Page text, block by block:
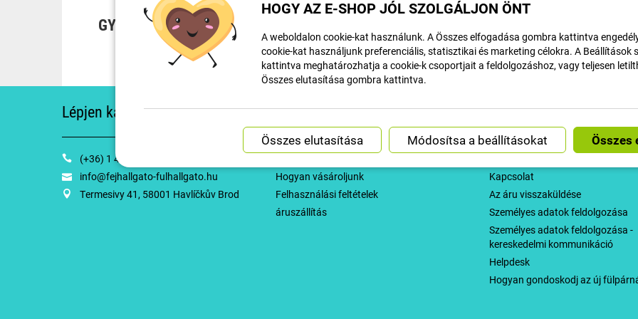
HOGY AZ E-SHOP JÓL SZOLGÁLJON ÖNT
A weboldalon cookie-kat használunk. A Összes elfogadása gombra kattintva
cookie-kat használjunk preferenciális, statisztikai és marketing célokra. A Beállítások
kattintva meghatározhatja a cookie-k csoportjait a feldolgozáshoz, vagy teljesen
Összes elutasítása gombra kattintva.
Módosítsa a beállításokat
GYORS SZÁLLÍTÁS
Lépjen kapcsolatba velünk
(+36) 1 445 0804
info@fejhallgato-fulhallgato.hu
Termesivy 41, 58001 Havlíčkův Brod
A vásárlásról
Hogyan vásároljunk
Felhasználási feltételek
áruszállítás
Vállalat
Kapcsolat
Az áru visszaküldése
Személyes adatok feldolgozása
Személyes adatok feldolgozása -
kereskedelmi kommunikáció
Helpdesk
Hogyan gondoskodj az új